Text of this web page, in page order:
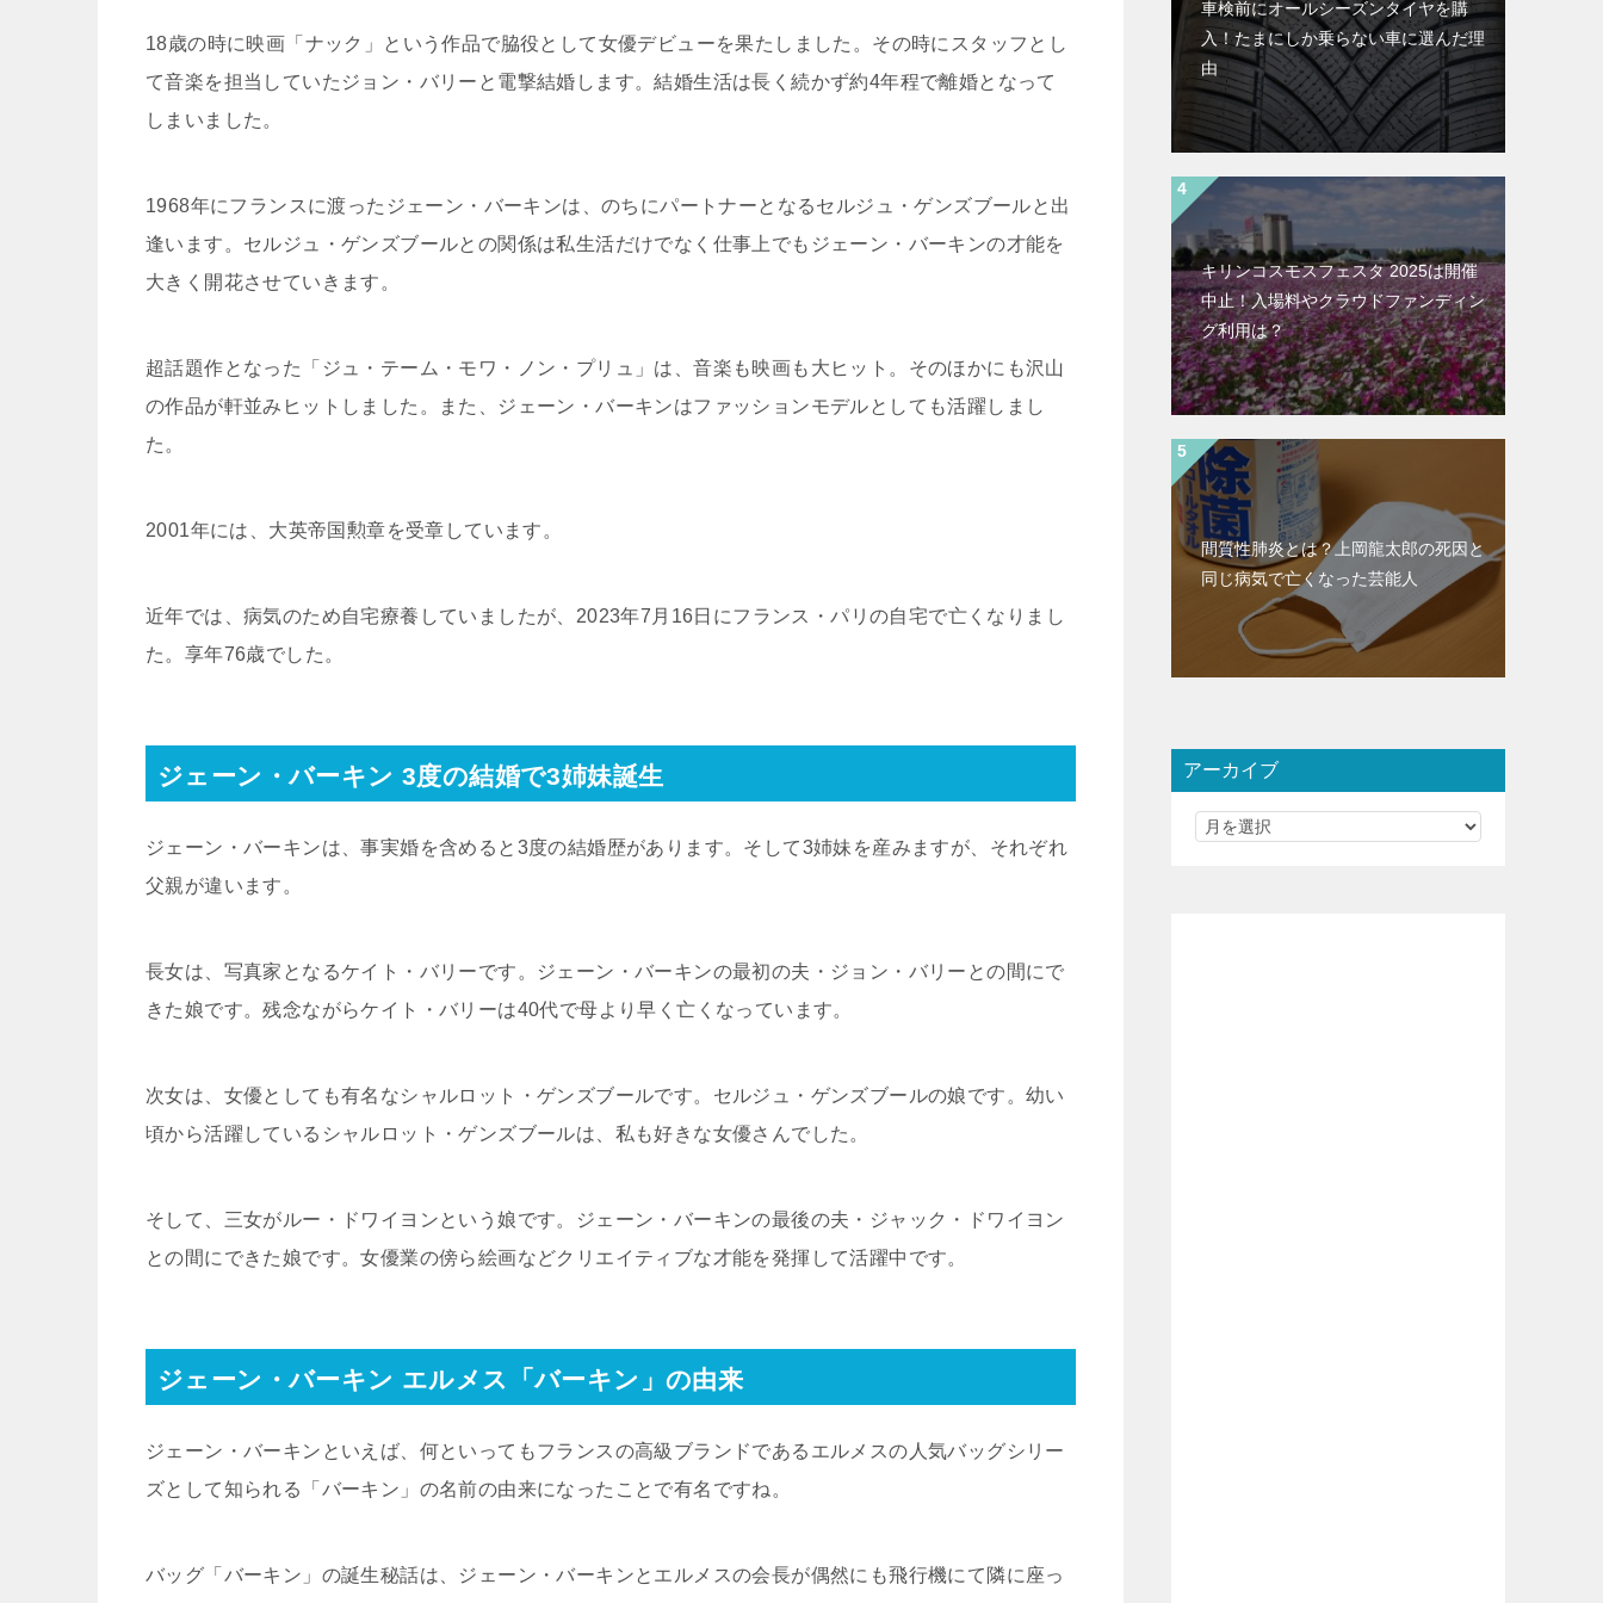
18歳の時に映画「ナック」という作品で脇役として女優デビューを果たしました。その時にスタッフとし
て音楽を担当していたジョン・バリーと電撃結婚します。結婚生活は長く続かず約4年程で離婚となって
しまいました。
1968年にフランスに渡ったジェーン・バーキンは、のちにパートナーとなるセルジュ・ゲンズブールと出
逢います。セルジュ・ゲンズブールとの関係は私生活だけでなく仕事上でもジェーン・バーキンの才能を
大きく開花させていきます。
超話題作となった「ジュ・テーム・モワ・ノン・プリュ」は、音楽も映画も大ヒット。そのほかにも沢山
の作品が軒並みヒットしました。また、ジェーン・バーキンはファッションモデルとしても活躍しまし
た。
2001年には、大英帝国勲章を受章しています。
近年では、病気のため自宅療養していましたが、2023年7月16日にフランス・パリの自宅で亡くなりまし
た。享年76歳でした。
ジェーン・バーキン 3度の結婚で3姉妹誕生
ジェーン・バーキンは、事実婚を含めると3度の結婚歴があります。そして3姉妹を産みますが、それぞれ
父親が違います。
長女は、写真家となるケイト・バリーです。ジェーン・バーキンの最初の夫・ジョン・バリーとの間にで
きた娘です。残念ながらケイト・バリーは40代で母より早く亡くなっています。
次女は、女優としても有名なシャルロット・ゲンズブールです。セルジュ・ゲンズブールの娘です。幼い
頃から活躍しているシャルロット・ゲンズブールは、私も好きな女優さんでした。
そして、三女がルー・ドワイヨンという娘です。ジェーン・バーキンの最後の夫・ジャック・ドワイヨン
との間にできた娘です。女優業の傍ら絵画などクリエイティブな才能を発揮して活躍中です。
ジェーン・バーキン エルメス「バーキン」の由来
ジェーン・バーキンといえば、何といってもフランスの高級ブランドであるエルメスの人気バッグシリー
ズとして知られる「バーキン」の名前の由来になったことで有名ですね。
バッグ「バーキン」の誕生秘話は、ジェーン・バーキンとエルメスの会長が偶然にも飛行機にて隣に座っ
車検前にオールシーズンタイヤを購
入！たまにしか乗らない車に選んだ理
由
キリンコスモスフェスタ 2025は開催
中止！入場料やクラウドファンディン
グ利用は？
間質性肺炎とは？上岡龍太郎の死因と
同じ病気で亡くなった芸能人
アーカイブ